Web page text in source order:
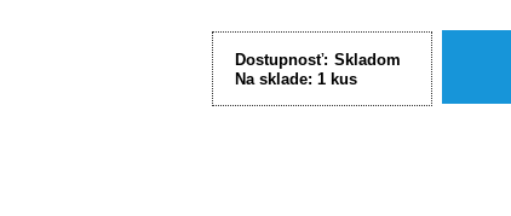
Dostupnosť: Skladom
Na sklade: 1 kus